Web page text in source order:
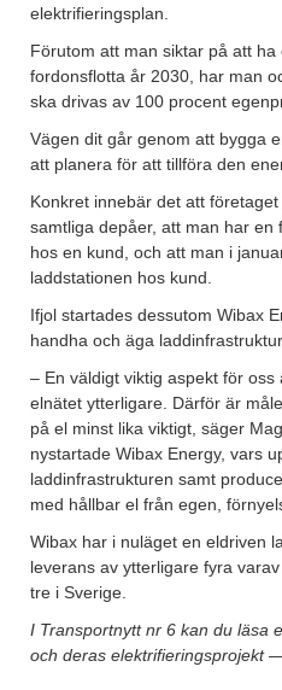
elektrifieringsplan.
Förutom att man siktar på att
fordonsflotta år 2030, har man
ska drivas av 100 procent
Vägen dit går genom att bygga
att planera för att tillföra den
Konkret innebär det att
samtliga depåer, att man har en
hos en kund, och att man i
laddstationen hos kund.
Ifjol startades dessutom Wibax
handha och äga
– En väldigt viktig aspekt för
elnätet ytterligare. Därför är
på el minst lika viktigt, säger
nystartade Wibax Energy, vars
laddinfrastrukturen samt
med hållbar el från egen,
Wibax har i nuläget en eldriven
leverans av ytterligare fyra
tre i Sverige.
I Transportnytt nr 6 kan du läsa
och deras elektrifieringsprojekt